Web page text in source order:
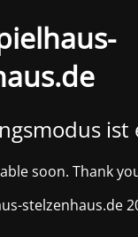
ist
soon. Thank
stelzenhaus.de